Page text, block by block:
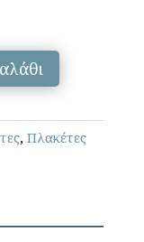
, Πλακέτες